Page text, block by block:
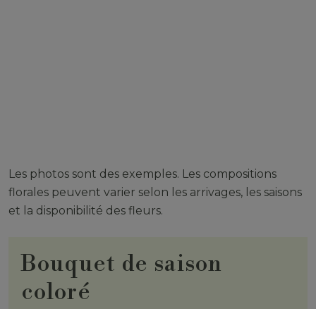
Les photos sont des exemples. Les compositions
florales peuvent varier selon les arrivages, les saisons
et la disponibilité des fleurs.
Bouquet de saison
coloré